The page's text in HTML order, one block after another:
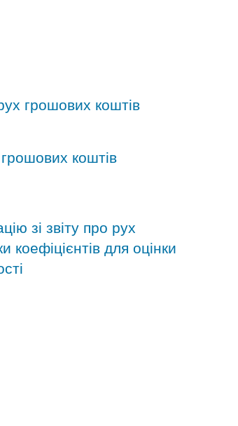
грошових коштів
коштів
зі звіту про рух
коефіцієнтів для оцінки